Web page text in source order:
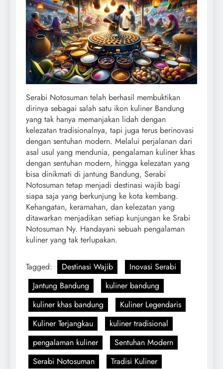
Serabi Notosuman telah berhasil membuktikan
dirinya sebagai salah satu ikon kuliner Bandung
yang tak hanya memanjakan lidah dengan
kelezatan tradisionalnya, tapi juga terus berinovasi
dengan sentuhan modern. Melalui perjalanan dari
asal usul yang mendunia, pengalaman kuliner khas
dengan sentuhan modern, hingga kelezatan yang
bisa dinikmati di jantung Bandung, Serabi
Notosuman tetap menjadi destinasi wajib bagi
siapa saja yang berkunjung ke kota kembang.
Kehangatan, keramahan, dan kelezatan yang
ditawarkan menjadikan setiap kunjungan ke Srabi
Notosuman Ny. Handayani sebuah pengalaman
kuliner yang tak terlupakan.
Tagged: Destinasi Wajib
Inovasi Serabi
Jantung Bandung
kuliner bandung
kuliner khas bandung
Kuliner Legendaris
Kuliner Terjangkau
kuliner tradisional
pengalaman kuliner
Sentuhan Modern
Serabi Notosuman
Tradisi Kuliner